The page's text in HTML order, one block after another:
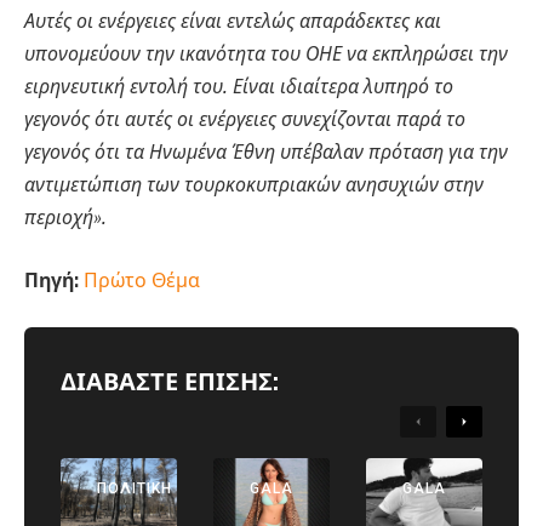
Αυτές οι ενέργειες είναι εντελώς απαράδεκτες και
υπονομεύουν την ικανότητα του ΟΗΕ να εκπληρώσει την
ειρηνευτική εντολή του. Είναι ιδιαίτερα λυπηρό το
γεγονός ότι αυτές οι ενέργειες συνεχίζονται παρά το
γεγονός ότι τα Ηνωμένα Έθνη υπέβαλαν πρόταση για την
αντιμετώπιση των τουρκοκυπριακών ανησυχιών στην
περιοχή».
Πηγή: Πρώτο Θέμα
ΔΙΑΒΑΣΤΕ ΕΠΙΣΗΣ:
PreviousNext
ΠΟΛΙΤΙΚΉ GALA GALA